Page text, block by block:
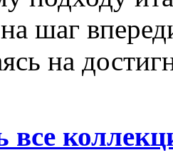
шаг
на
все